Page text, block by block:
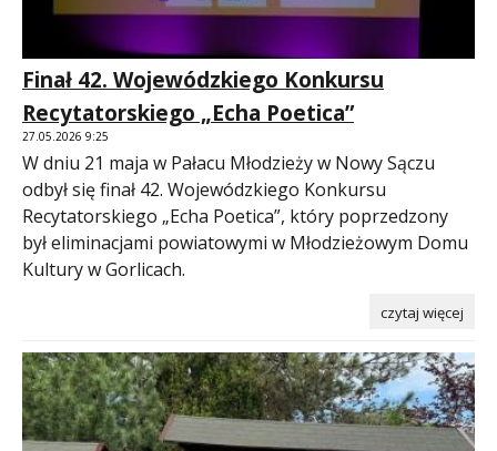
Finał 42. Wojewódzkiego Konkursu
Recytatorskiego „Echa Poetica”
27.05.2026 9:25
W dniu 21 maja w Pałacu Młodzieży w Nowy Sączu
odbył się finał 42. Wojewódzkiego Konkursu
Recytatorskiego „Echa Poetica”, który poprzedzony
był eliminacjami powiatowymi w Młodzieżowym Domu
Kultury w Gorlicach.
czytaj więcej